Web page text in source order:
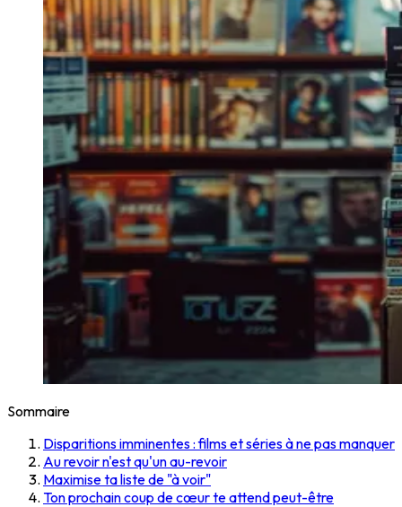
Sommaire
Disparitions imminentes : films et séries à ne pas manquer
Au revoir n'est qu'un au-revoir
Maximise ta liste de "à voir"
Ton prochain coup de cœur te attend peut-être